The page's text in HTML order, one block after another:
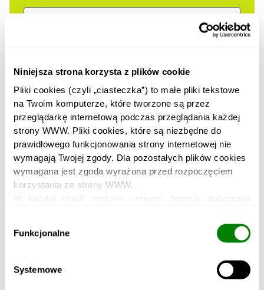
Niniejsza strona korzysta z plików cookie
Pliki cookies (czyli „ciasteczka”) to małe pliki tekstowe
na Twoim komputerze, które tworzone są przez
przeglądarkę internetową podczas przeglądania każdej
strony WWW. Pliki cookies, które są niezbędne do
prawidłowego funkcjonowania strony internetowej nie
wymagają Twojej zgody. Dla pozostałych plików cookies
wymagana jest zgoda wyrażona przed rozpoczęciem
korzystania ze strony WWW.
W każdej chwili możesz zmienić decyzję dotyczącą
zgody
Funkcjonalne
Systemowe
Zapoznałem się i akceptuję postanowienia
Regulaminu.
Zapoznaj się z
regulaminem.
Administratorem danych osobowych jest Comperia.pl S.A.